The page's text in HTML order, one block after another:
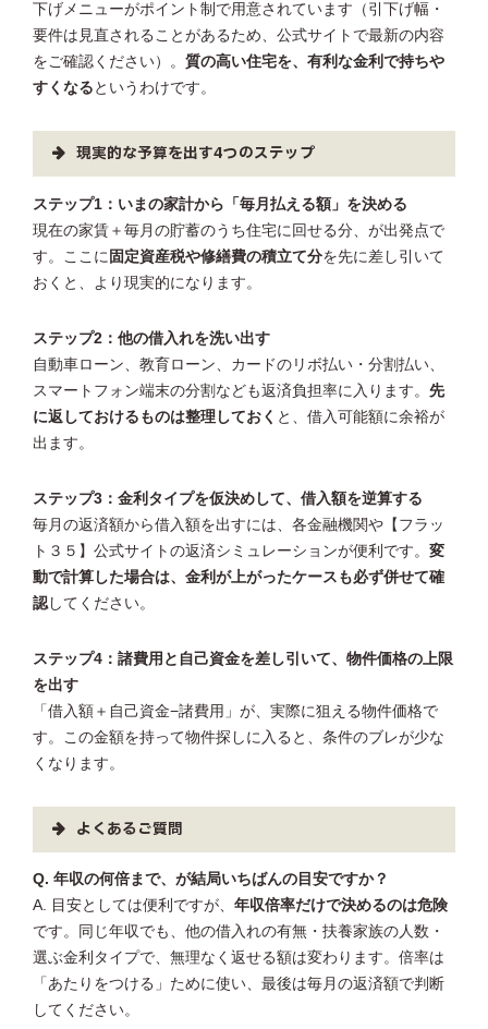
下げメニューがポイント制で用意されています（引下げ幅・
要件は見直されることがあるため、公式サイトで最新の内容
をご確認ください）。 質の高い住宅を、有利な金利で持ちや
すくなる というわけです。
現実的な予算を出す4つのステップ
ステップ1：いまの家計から「毎月払える額」を決める
現在の家賃＋毎月の貯蓄のうち住宅に回せる分、が出発点で
す。ここに 固定資産税や修繕費の積立て分を先に差し引いて
おくと、より現実的になります。
ステップ2：他の借入れを洗い出す
自動車ローン、教育ローン、カードのリボ払い・分割払い、
スマートフォン端末の分割なども返済負担率に入ります。 先
に返しておけるものは整理しておく と、借入可能額に余裕が
出ます。
ステップ3：金利タイプを仮決めして、借入額を逆算する
毎月の返済額から借入額を出すには、各金融機関や【フラッ
ト３５】公式サイトの返済シミュレーションが便利です。 変
動で計算した場合は、金利が上がったケースも必ず併せて確
認 してください。
ステップ4：諸費用と自己資金を差し引いて、物件価格の上限
を出す
「借入額＋自己資金−諸費用」が、実際に狙える物件価格で
す。この金額を持って物件探しに入ると、条件のブレが少な
くなります。
よくあるご質問
Q. 年収の何倍まで、が結局いちばんの目安ですか？
A. 目安としては便利ですが、 年収倍率だけで決めるのは危険
です。同じ年収でも、他の借入れの有無・扶養家族の人数・
選ぶ金利タイプで、無理なく返せる額は変わります。倍率は
「あたりをつける」ために使い、最後は毎月の返済額で判断
してください。